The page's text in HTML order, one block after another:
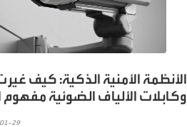
الأنظمة الأمنية الذكية: كيف
وكابلات الألياف الضوئية مفهوم
29